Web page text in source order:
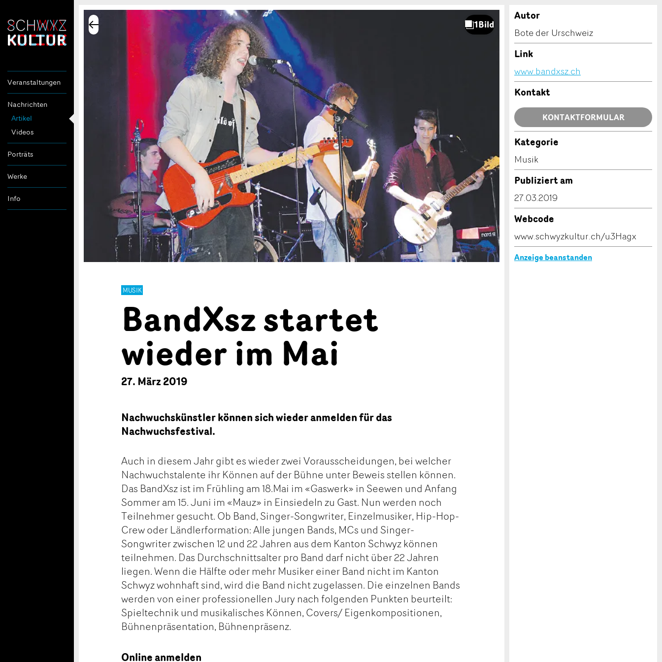
Veranstaltungen
Nachrichten
Artikel
Videos
Porträts
Werke
Info
MUSIK
BandXsz startet
wieder im Mai
27. März 2019
Nachwuchskünstler können sich wieder anmelden für das
Nachwuchsfestival.
Auch in diesem Jahr gibt es wieder zwei Vorausscheidungen, bei welcher
Nachwuchstalente ihr Können auf der Bühne unter Beweis stellen können.
Das BandXsz ist im Frühling am 18.Mai im «Gaswerk» in Seewen und Anfang
Sommer am 15. Juni im «Mauz» in Einsiedeln zu Gast. Nun werden noch
Teilnehmer gesucht. Ob Band, Singer-Songwriter, Einzelmusiker, Hip-Hop-
Crew oder Ländlerformation: Alle jungen Bands, MCs und Singer-
Songwriter zwischen 12 und 22 Jahren aus dem Kanton Schwyz können
teilnehmen. Das Durchschnittsalter pro Band darf nicht über 22 Jahren
liegen. Wenn die Hälfte oder mehr Musiker einer Band nicht im Kanton
Schwyz wohnhaft sind, wird die Band nicht zugelassen. Die einzelnen Bands
werden von einer professionellen Jury nach folgenden Punkten beurteilt:
Spieltechnik und musikalisches Können, Covers/ Eigenkompositionen,
Bühnenpräsentation, Bühnenpräsenz.
Online anmelden
Autor
Bote der Urschweiz
Link
www.bandxsz.ch
Kontakt
KONTAKTFORMULAR
Kategorie
Musik
Publiziert am
27.03.2019
Webcode
www.schwyzkultur.ch/u3Hagx
Anzeige beanstanden